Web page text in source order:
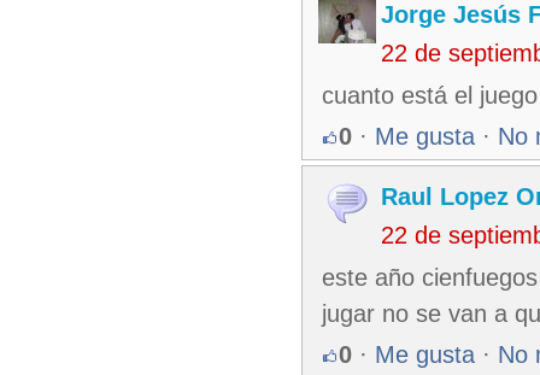
Jorge Jesús
22 de
cuanto está el juego
0 · Me gusta · No
Raul Lopez
22 de
este año
jugar no se van a
0 · Me gusta · No